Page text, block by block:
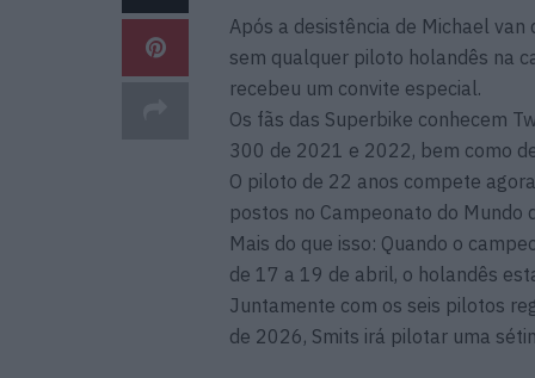
Após a desistência de Michael
sem qualquer piloto holandês na
recebeu um convite especial.
Os fãs das Superbike conhecem
300 de 2021 e 2022, bem como
O piloto de 22 anos compete
postos no Campeonato do Mundo
Mais do que isso: Quando o
de 17 a 19 de abril, o holandês
Juntamente com os seis pilotos
de 2026, Smits irá pilotar uma